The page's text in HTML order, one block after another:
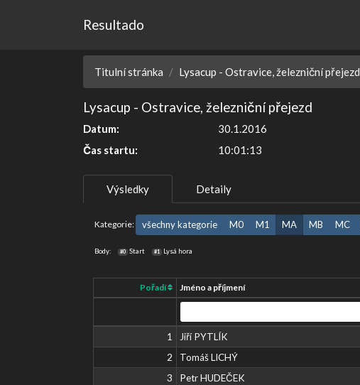
Resultado
Titulní stránka Lysacup - Ostravice, železniční přejezd
Lysacup - Ostravice, železniční přejezd
Datum:
30.1.2016
Čas startu:
10:01:13
Výsledky Detaily
Kategorie: všechny kategorie M0 M1 MA MB MC
Body: #0 Start #1 Lysá hora
Pořadí Jméno a příjmení
1 Jiří PYTLÍK
2
Tomáš LICHÝ
3
Petr HUDEČEK